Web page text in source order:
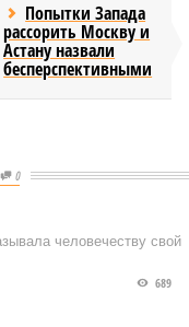
Попытки Запада
рассорить Москву и
Астану назвали
бесперспективными
0
человечеству свой
689